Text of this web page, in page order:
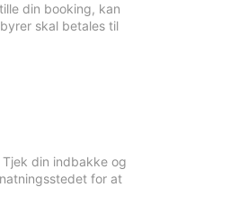
din booking, kan
skal betales til
din indbakke og
for at